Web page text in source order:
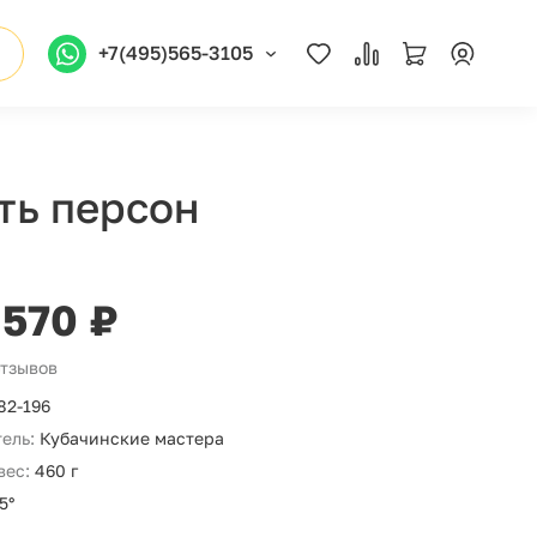
+7(495)565-3105
персон
₽
196
Кубачинские мастера
460 г